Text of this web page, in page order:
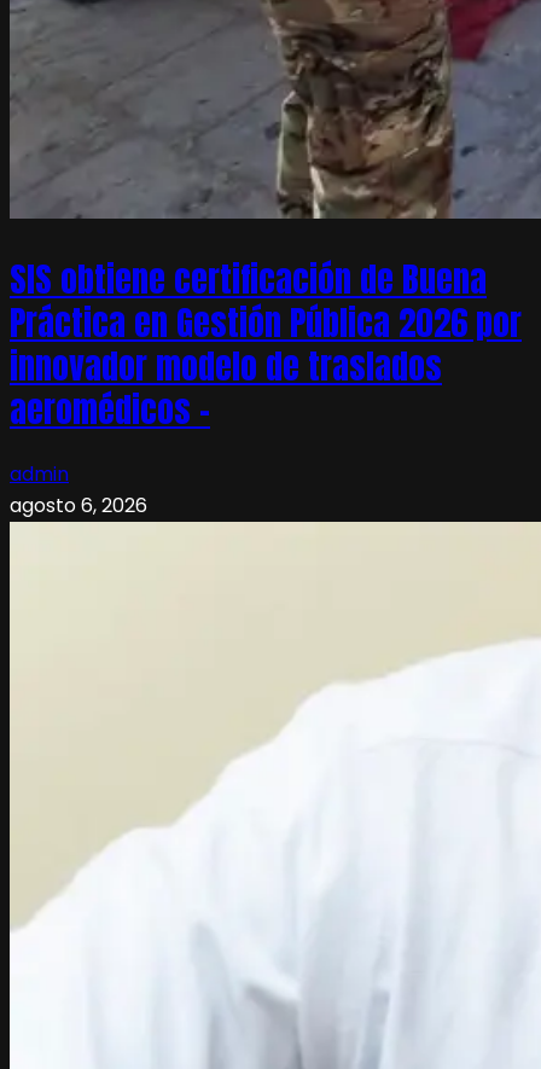
SIS obtiene certificación de Buena
Práctica en Gestión Pública 2026 por
innovador modelo de traslados
aeromédicos –
admin
agosto 6, 2026